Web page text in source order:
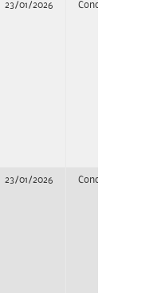
23/01/2026 Concurso
23/01/2026 Concurso